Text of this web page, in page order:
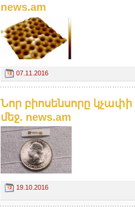
news.am
07.11.2016
Նոր բիոսենսորը
մեջ. news.am
19.10.2016